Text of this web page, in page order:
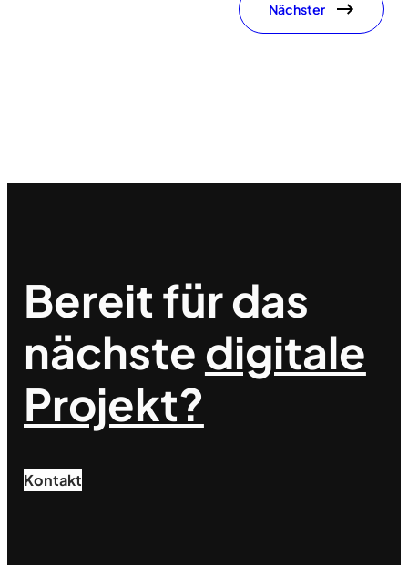
Nächster
Bereit für das
nächstedigitale
Projekt?
Kontakt